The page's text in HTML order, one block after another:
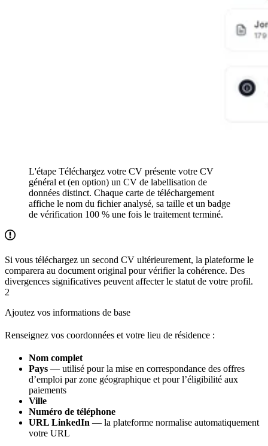
L'étape Téléchargez votre CV présente votre CV
général et (en option) un CV de labellisation de
données distinct. Chaque carte de téléchargement
affiche le nom du fichier analysé, sa taille et un badge
de vérification 100 % une fois le traitement terminé.
Si vous téléchargez un second CV ultérieurement, la plateforme le
comparera au document original pour vérifier la cohérence. Des
divergences significatives peuvent affecter le statut de votre profil.
2
Ajoutez vos informations de base
Renseignez vos coordonnées et votre lieu de résidence :
Nom complet
Pays — utilisé pour la mise en correspondance des offres
d’emploi par zone géographique et pour l’éligibilité aux
paiements
Ville
Numéro de téléphone
URL LinkedIn — la plateforme normalise automatiquement
votre URL